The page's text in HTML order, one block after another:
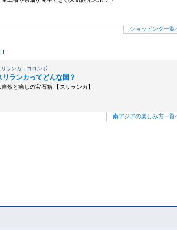
ショッピング一覧
リランカ：コロンボ
リランカってどんな国？
自然と癒しの宝石箱 【スリランカ】
南アジアの楽しみ方一覧